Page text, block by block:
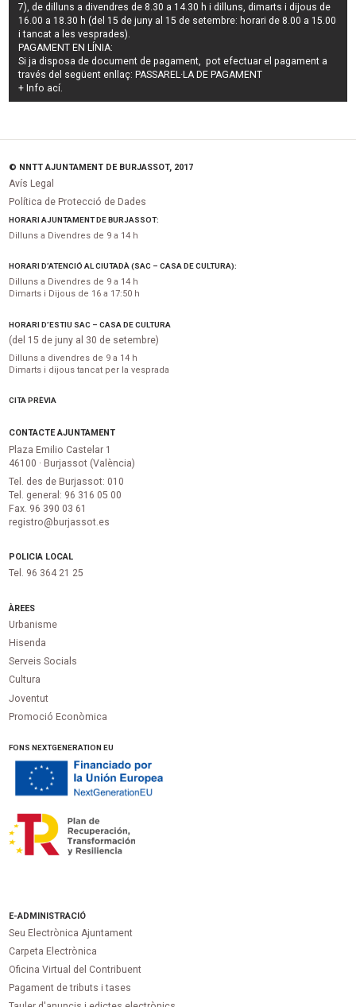
7), de dilluns a divendres de 8.30 a 14.30 h i dilluns, dimarts i dijous de
16.00 a 18.30 h (del 15 de juny al 15 de setembre: horari de 8.00 a 15.00
i tancat a les vesprades).
PAGAMENT EN LÍNIA:
Si ja disposa de document de pagament, pot efectuar el pagament a
través del següent enllaç: PASSAREL·LA DE PAGAMENT
+ Info ací.
© NNTT AJUNTAMENT DE BURJASSOT, 2017
Avís Legal
Política de Protecció de Dades
HORARI AJUNTAMENT DE BURJASSOT:
Dilluns a Divendres de 9 a 14 h
HORARI D’ATENCIÓ AL CIUTADÀ (SAC – CASA DE CULTURA):
Dilluns a Divendres de 9 a 14 h
Dimarts i Dijous de 16 a 17:50 h
HORARI D’ESTIU SAC – CASA DE CULTURA
(del 15 de juny al 30 de setembre)
Dilluns a divendres de 9 a 14 h
Dimarts i dijous tancat per la vesprada
CITA PRÈVIA
CONTACTE AJUNTAMENT
Plaza Emilio Castelar 1
46100 · Burjassot (València)
Tel. des de Burjassot: 010
Tel. general: 96 316 05 00
Fax. 96 390 03 61
registro@burjassot.es
POLICIA LOCAL
Tel. 96 364 21 25
ÀREES
Urbanisme
Hisenda
Serveis Socials
Cultura
Joventut
Promoció Econòmica
FONS NEXTGENERATION EU
E-ADMINISTRACIÓ
Seu Electrònica Ajuntament
Carpeta Electrònica
Oficina Virtual del Contribuent
Pagament de tributs i tases